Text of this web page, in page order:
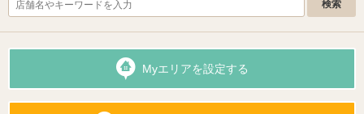
Myエリアを設定する